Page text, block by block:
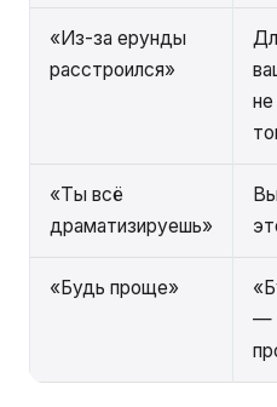
«Из-за ерунды
расстроился»
«Ты всё
драматизируешь»
«Будь проще»
—